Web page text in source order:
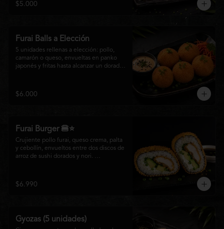
por dentro, acompañados de nuestra
nikkei.
$5.000
Furai Balls a Elección
5 unidades rellenas a elección: pollo,
camarón o queso, envueltas en panko
japonés y fritas hasta alcanzar un dorado
$6.000
Furai Burger 🍔⭐
Crujiente pollo furai, queso crema, palta
y cebollín, envueltos entre dos discos de
arroz de sushi dorados y nori.
tradición japonesa con el sabor nikkei en
cada bocado.
$6.990
Gyozas (5 unidades)